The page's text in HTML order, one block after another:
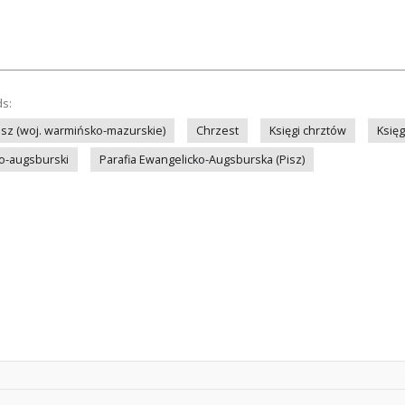
(woj. warmińsko-mazurskie)
Chrzest Księgi chrztów
augsburski
Parafia Ewangelicko-Augsburska (Pisz)